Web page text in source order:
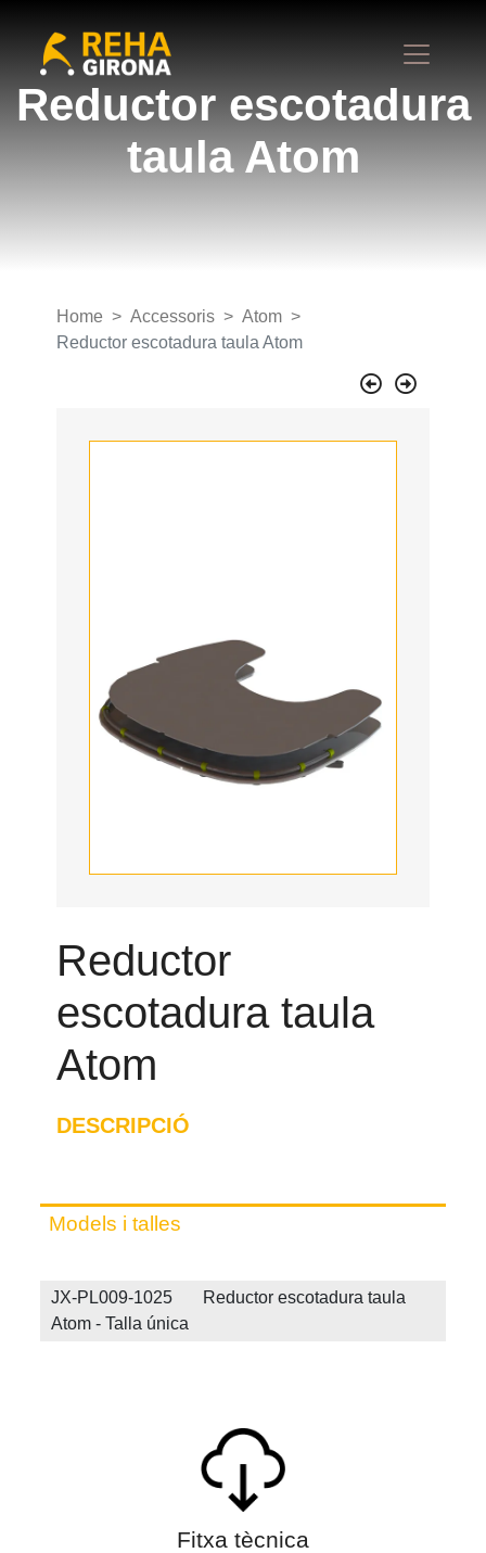
Reductor escotadura
taula Atom
Home Accessoris
Atom
Reductor escotadura taula Atom
Reductor
escotadura taula
Atom
DESCRIPCIÓ
Models i talles
JX-PL009-1025 Reductor escotadura taula
Atom - Talla única
Fitxa tècnica